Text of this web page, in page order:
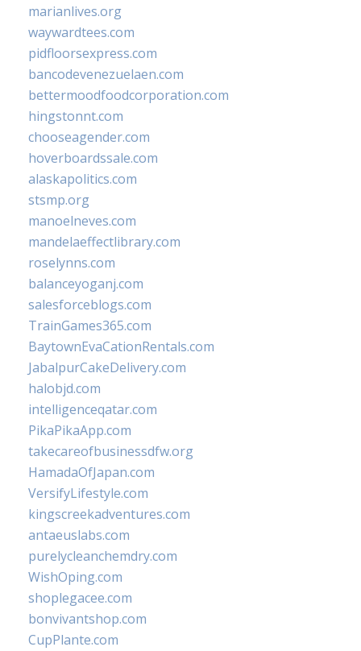
marianlives.org
waywardtees.com
pidfloorsexpress.com
bancodevenezuelaen.com
bettermoodfoodcorporation.com
hingstonnt.com
chooseagender.com
hoverboardssale.com
alaskapolitics.com
stsmp.org
manoelneves.com
mandelaeffectlibrary.com
roselynns.com
balanceyoganj.com
salesforceblogs.com
TrainGames365.com
BaytownEvaCationRentals.com
JabalpurCakeDelivery.com
halobjd.com
intelligenceqatar.com
PikaPikaApp.com
takecareofbusinessdfw.org
HamadaOfJapan.com
VersifyLifestyle.com
kingscreekadventures.com
antaeuslabs.com
purelycleanchemdry.com
WishOping.com
shoplegacee.com
bonvivantshop.com
CupPlante.com